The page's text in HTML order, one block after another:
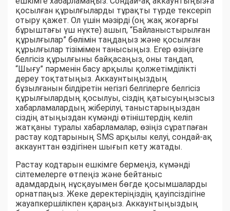
қосылған құрылғыларды тұрақты түрде тексеріп
отыру қажет. Ол үшін мәзірді (оң жақ жоғарғы
бұрыштағы үш нүкте) ашып, “Байланыстырылған
құрылғылар” бөлімін таңдаңыз және қосылған
құрылғылар тізімімен танысыңыз. Егер өзіңізге
белгісіз құрылғыны байқасаңыз, оны таңдап,
“Шығу” пәрменін басу арқылы қолжетімділікті
дереу тоқтатыңыз. Аккаунтыңыздың
бұзылғанын білдіретін негізгі белгілерге белгісіз
құрылғылардың қосылуы, сіздің қатысуыңызсыз
хабарламалардың жіберілуі, таныстарыңыздан
сіздің атыңыздан күмәнді өтініштердің келіп
жатқаны туралы хабарламалар, өзіңіз сұратпаған
растау кодтарының SMS арқылы келуі, сондай-ақ
аккаунттан өздігінен шығып кету жатады.
Растау кодтарын ешкімге бермеңіз, күмәнді
сілтемелерге өтпеңіз және бейтаныс
адамдардың нұсқауымен бөгде қосымшаларды
орнатпаңыз. Жеке деректеріңіздің қауіпсіздігіне
жауапкершілікпен қараңыз. Аккаунтыңыздың